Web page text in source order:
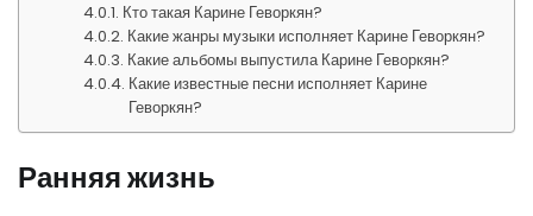
Кто такая Карине Геворкян?
Какие жанры музыки исполняет Карине Геворкян?
Какие альбомы выпустила Карине Геворкян?
Какие известные песни исполняет Карине
Геворкян?
Ранняя жизнь